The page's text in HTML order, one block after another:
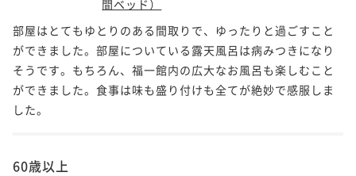
間ベッド）
部屋はとてもゆとりのある間取りで、ゆったりと過ごすこと
ができました。部屋についている露天風呂は病みつきになり
そうです。もちろん、福一館内の広大なお風呂も楽しむこと
ができました。食事は味も盛り付けも全てが絶妙で感服しま
した。
60歳以上